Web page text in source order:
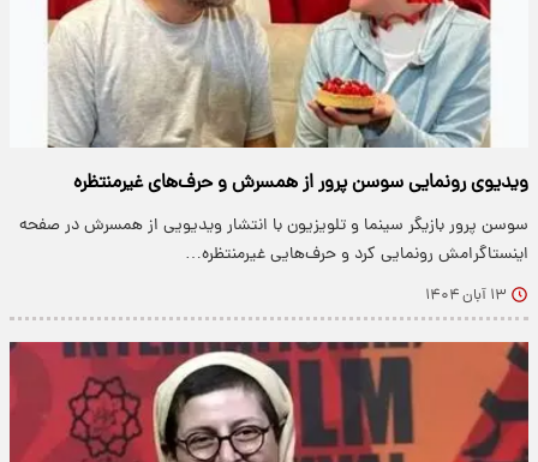
ویدیوی رونمایی سوسن پرور از همسرش و حرف‌های غیرمنتظره
سوسن پرور بازیگر سینما و تلویزیون با انتشار ویدیویی از همسرش در صفحه
اینستاگرامش رونمایی کرد و حرف‌هایی غیرمنتظره…
۱۳ آبان ۱۴۰۴